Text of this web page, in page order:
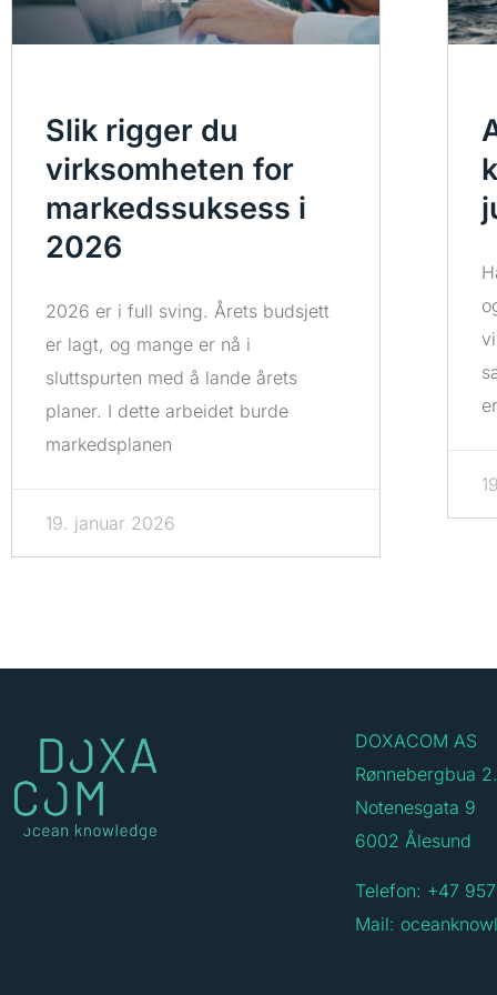
Slik rigger du
virksomheten for
markedssuksess i
2026
2026 er i full sving. Årets budsjett
er lagt, og mange er nå i
sluttspurten med å lande årets
planer. I dette arbeidet burde
markedsplanen
19. januar 2026
DOXACOM AS
Rønnebergbua
Notenesgata 9
6002 Ålesund
Telefon: +47
Mail: